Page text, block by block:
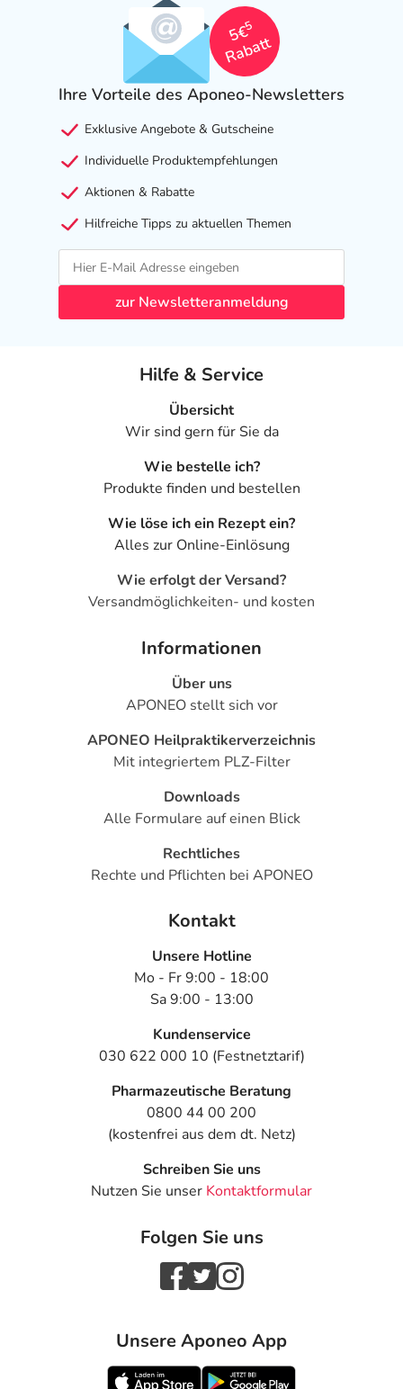
5€
5
Rabatt
Ihre Vorteile des Aponeo-Newsletters
Exklusive Angebote & Gutscheine
Individuelle Produktempfehlungen
Aktionen & Rabatte
Hilfreiche Tipps zu aktuellen Themen
zur Newsletteranmeldung
Hilfe & Service
Übersicht
Wir sind gern für Sie da
Wie bestelle ich?
Produkte finden und bestellen
Wie löse ich ein Rezept ein?
Alles zur Online-Einlösung
Wie erfolgt der Versand?
Versandmöglichkeiten- und kosten
Informationen
Über uns
APONEO stellt sich vor
APONEO Heilpraktikerverzeichnis
Mit integriertem PLZ-Filter
Downloads
Alle Formulare auf einen Blick
Rechtliches
Rechte und Pflichten bei APONEO
Kontakt
Unsere Hotline
Mo - Fr 9:00 - 18:00
Sa 9:00 - 13:00
Kundenservice
030 622 000 10 (Festnetztarif)
Pharmazeutische Beratung
0800 44 00 200
(kostenfrei aus dem dt. Netz)
Schreiben Sie uns
Nutzen Sie unser Kontaktformular
Folgen Sie uns
Unsere Aponeo App